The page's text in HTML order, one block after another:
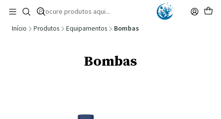
🚚 Portugal Continental: Portes Grátis desde 149,90€ (Envio extresso: 14,90€)
Ler mais
Início Produtos Equipamentos Bombas
Bombas